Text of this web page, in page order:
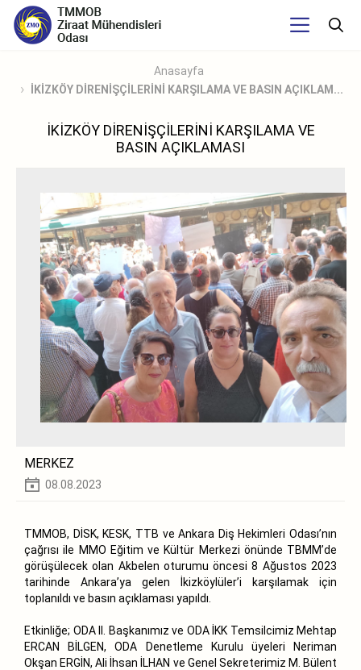
Anasayfa
İKİZKÖY DİRENİŞÇİLERİNİ KARŞILAMA VE BASIN AÇIKLAM...
İKİZKÖY DİRENİŞÇİLERİNİ KARŞILAMA VE
BASIN AÇIKLAMASI
MERKEZ
08.08.2023
TMMOB, DİSK, KESK, TTB ve Ankara Diş Hekimleri Odası’nın
çağrısı ile MMO Eğitim ve Kültür Merkezi önünde TBMM’de
görüşülecek olan Akbelen oturumu öncesi 8 Ağustos 2023
tarihinde Ankara’ya gelen İkizköylüler’i karşılamak için
toplanıldı ve basın açıklaması yapıldı.
Etkinliğe; ODA II. Başkanımız ve ODA İKK Temsilcimiz Mehtap
ERCAN BİLGEN, ODA Denetleme Kurulu üyeleri Neriman
Okşan ERGİN, Ali İhsan İLHAN ve Genel Sekreterimiz M. Bülent